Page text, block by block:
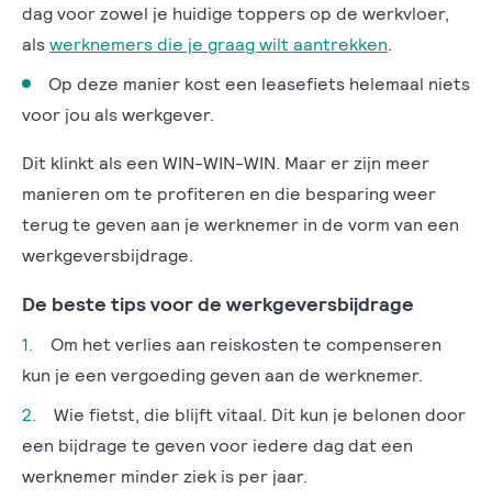
dag voor zowel je huidige toppers op de werkvloer,
als werknemers die je graag wilt aantrekken
Op deze manier kost een leasefiets helemaal niets
voor jou als werkgever.
Dit klinkt als een WIN-WIN-WIN. Maar er zijn meer
manieren om te profiteren en die besparing weer
terug te geven aan je werknemer in de vorm van een
werkgeversbijdrage.
De beste tips voor de werkgeversbijdrage
Om het verlies aan reiskosten te compenseren
kun je een vergoeding geven aan de werknemer.
Wie fietst, die blijft vitaal. Dit kun je belonen door
een bijdrage te geven voor iedere dag dat een
werknemer minder ziek is per jaar.